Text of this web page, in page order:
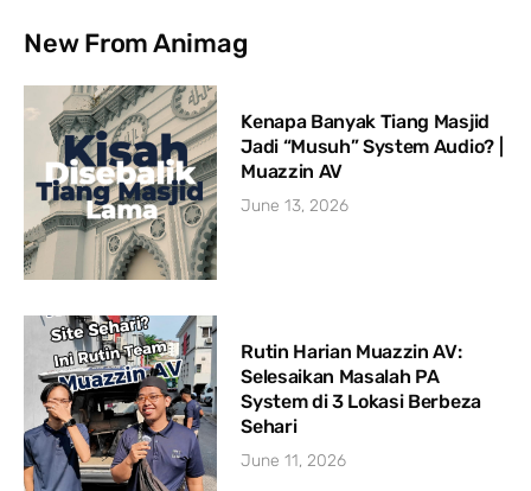
New From Animag
Kenapa Banyak Tiang Masjid
Jadi “Musuh” System Audio? |
Muazzin AV
June 13, 2026
Rutin Harian Muazzin AV:
Selesaikan Masalah PA
System di 3 Lokasi Berbeza
Sehari
June 11, 2026